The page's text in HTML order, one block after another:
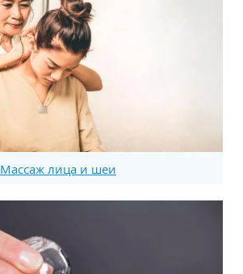
Массаж лица и шеи